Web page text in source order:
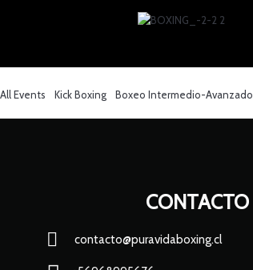
All Events Kick Boxing Boxeo Intermedio-Avanzado
CONTACTO
contacto@puravidaboxing.cl